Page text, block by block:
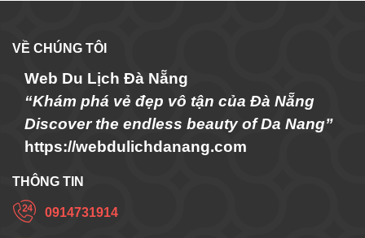
VỀ CHÚNG TÔI
Web Du Lịch Đà Nẵng
“Khám phá vẻ đẹp vô tận của Đà Nẵng
Discover the endless beauty of Da Nang”
https://webdulichdanang.com
THÔNG TIN
0914731914